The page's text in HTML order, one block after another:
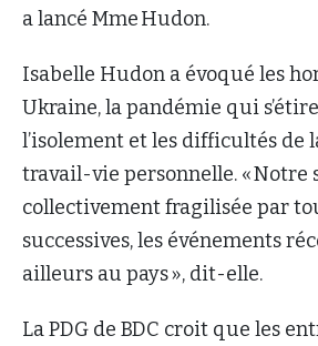
a lancé Mme Hudon.
Isabelle Hudon a évoqué les
Ukraine, la pandémie qui
l’isolement et les difficultés de
travail-vie personnelle. « Notre
collectivement fragilisée par
successives, les événements
ailleurs au pays », dit-elle.
La PDG de BDC croit que les